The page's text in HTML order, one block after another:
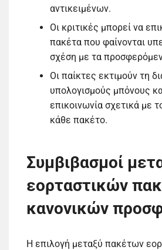
αντικειμένων.
Οι κριτικές μπορεί να
πακέτα που φαίνονται
σχέση με τα
Οι παίκτες εκτιμούν τη
υπολογισμούς μπόνους
επικοινωνία σχετικά με
κάθε πακέτο.
Συμβιβασμοί
εορταστικών
κανονικών
Η επιλογή μεταξύ πακέτων